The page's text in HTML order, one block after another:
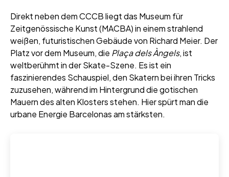
Direkt neben dem CCCB liegt das Museum für
Zeitgenössische Kunst (MACBA) in einem strahlend
weißen, futuristischen Gebäude von Richard Meier. Der
Platz vor dem Museum, die Plaça dels Àngels, ist
weltberühmt in der Skate-Szene. Es ist ein
faszinierendes Schauspiel, den Skatern bei ihren Tricks
zuzusehen, während im Hintergrund die gotischen
Mauern des alten Klosters stehen. Hier spürt man die
urbane Energie Barcelonas am stärksten.